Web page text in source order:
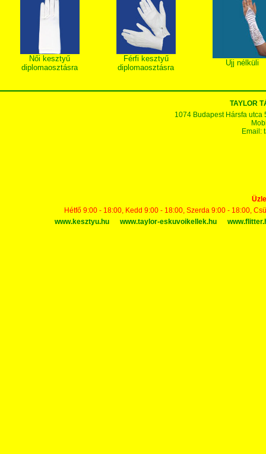
Női kesztyű
diplomaosztásra
Férfi kesztyű
diplomaosztásra
Ujj nélküli
TAYLOR
1074 Budapest Hársfa utca
Email:
Hétfő 9:00 - 18:00, Kedd 9:00 - 18:00, Szerda 9:00 - 18:00,
www.kesztyu.hu
www.taylor-eskuvoikellek.hu